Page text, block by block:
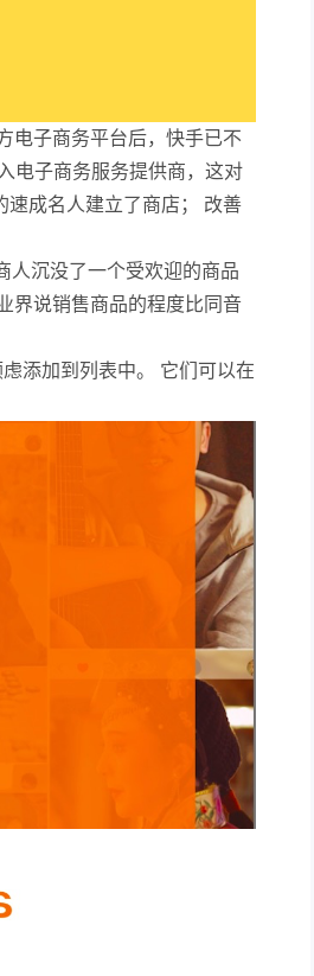
电子商务平台后，快手已不
电子商务服务提供商，这对
速成名人建立了商店； 改善
人沉没了一个受欢迎的商品
界说销售商品的程度比同音
添加到列表中。 它们可以在